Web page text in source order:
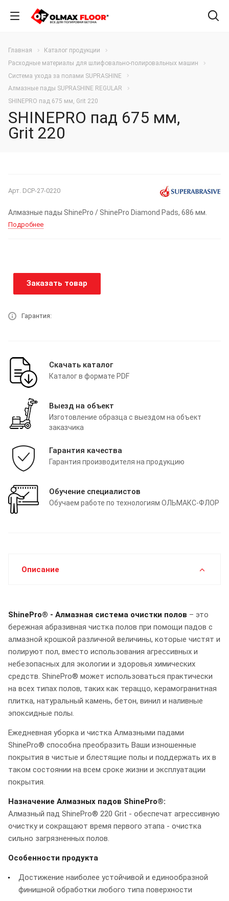
Главная
Каталог продукции
Расходные материалы для шлифовально-полировальных машин
Система ухода за полами SUPRASHINE
Алмазные пады SUPRASHINE REGULAR
SHINEPRO пад 675 мм, Grit 220
SHINEPRO пад 675 мм,
Grit 220
Арт. DCP-27-0220
Алмазные пады ShinePro / ShinePro Diamond Pads, 686 мм.
Подробнее
Заказать товар
Гарантия:
Скачать каталог
Каталог в формате PDF
Выезд на объект
Изготовление образца с выездом на объект
заказчика
Гарантия качества
Гарантия производителя на продукцию
Обучение специалистов
Обучаем работе по технологиям ОЛЬМАКС-ФЛОР
Описание
ShinePro® - Алмазная система очистки полов – это
бережная абразивная чистка полов при помощи падов с
алмазной крошкой различной величины, которые чистят и
полируют пол, вместо использования агрессивных и
небезопасных для экологии и здоровья химических
средств. ShinePro® может использоваться практически
на всех типах полов, таких как тераццо, керамогранитная
плитка, натуральный камень, бетон, винил и наливные
эпоксидные полы.
Ежедневная уборка и чистка Алмазными падами
ShinePro® способна преобразить Ваши изношенные
покрытия в чистые и блестящие полы и поддержать их в
таком состоянии на всем сроке жизни и эксплуатации
покрытия.
Назначение Алмазных падов ShinePro®:
Алмазный пад ShinePro® 220 Grit - обеспечат агрессивную
очистку и сокращают время первого этапа - очистка
сильно загрязненных полов.
Особенности продукта
Достижение наиболее устойчивой и единообразной
финишной обработки любого типа поверхности